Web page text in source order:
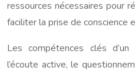
ressources nécessaires pour
faciliter la prise de conscience
Les compétences clés d’un
l’écoute active, le